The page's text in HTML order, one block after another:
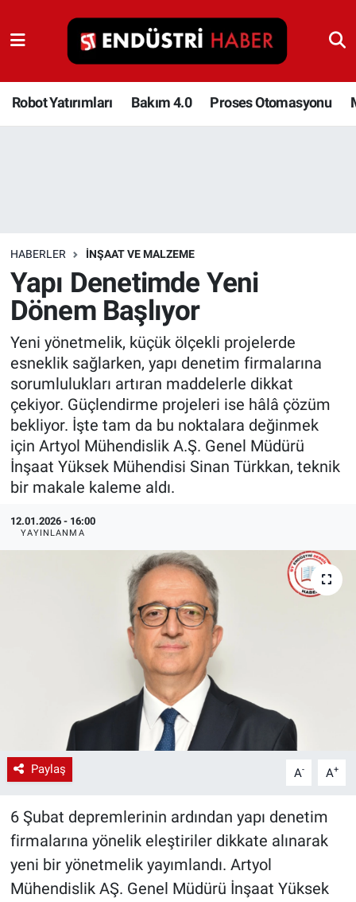
Robot Yatırımları Bakım 4.0 Proses Otomasyonu
HABERLER İNŞAAT VE MALZEME
Yapı Denetimde Yeni
Dönem Başlıyor
Yeni yönetmelik, küçük ölçekli projelerde
esneklik sağlarken, yapı denetim firmalarına
sorumlulukları artıran maddelerle dikkat
çekiyor. Güçlendirme projeleri ise hâlâ çözüm
bekliyor. İşte tam da bu noktalara değinmek
için Artyol Mühendislik A.Ş. Genel Müdürü
İnşaat Yüksek Mühendisi Sinan Türkkan, teknik
bir makale kaleme aldı.
12.01.2026 - 16:00
YAYINLANMA
Paylaş A- A+
6 Şubat depremlerinin ardından yapı denetim
firmalarına yönelik eleştiriler dikkate alınarak
yeni bir yönetmelik yayımlandı. Artyol
Mühendislik AŞ. Genel Müdürü İnşaat Yüksek
Robot Yatırımları
Bakım 4.0
Depolama Çözümleri
İnşaat ve Malzeme
HaberOrtak
EndüstriST
Enerjisini Üreten Fabrikalar
Endüstri 4.0 Uygulamaları